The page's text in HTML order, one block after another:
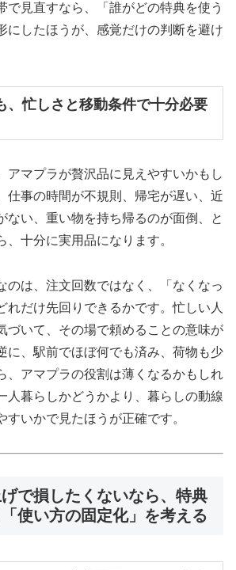
で見直すなら、「誰がどの特典を使う
にしたほうが、感覚だけの判断を避け
、忙しさと移動条件で十分必要
アマプラが贅沢品に見えやすいかもし
仕事の時間が不規則、帰宅が遅い、近
ない、重い物を持ち帰るのが面倒、と
、十分に実用品になります。
のは、注文回数ではなく、「なくなっ
れだけ先回りできるかです。忙しい人
づいて、その場で頼めることの意味が
に、駅前でほぼ何でも済み、荷物も少
、アマプラの役割は薄くなるかもしれ
人暮らしかどうかより、暮らしの動線
すいかで見たほうが正確です。
で損したくないなら、特典
使い方の固定化」を考える